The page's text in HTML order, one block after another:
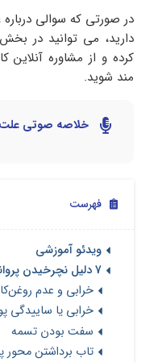
در صورتی که سوالی
دارید، می توانید در
کرده و از مشاوره آنلاین
مند شوید.
خلاصه صوتی علت
فهرست
ویدئو آموزشی
7 دلیل نچرخیدن پروانه کولر آبی + راه‌حل
خرابی و عدم
خرابی یا ساییدگی
سفت بودن تسمه
تاب برداشتن محور